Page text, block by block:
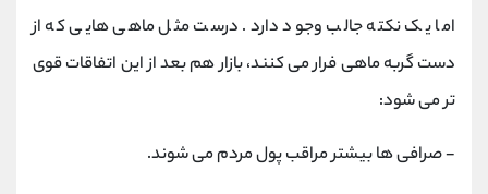
اما یک نکته جالب وجود دارد. درست مثل ماهی ‌هایی که از
دست گربه ‌ماهی فرار می‌ کنند، بازار هم بعد از این اتفاقات قوی
‌تر می ‌شود:
- صرافی ‌ها بیشتر مراقب پول مردم می ‌شوند.